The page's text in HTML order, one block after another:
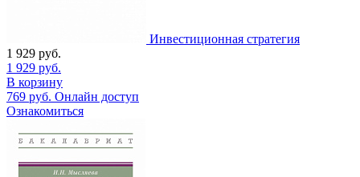
Инвестиционная стратегия
1 929 руб.
1 929 руб.
В корзину
769 руб. Онлайн доступ
Ознакомиться